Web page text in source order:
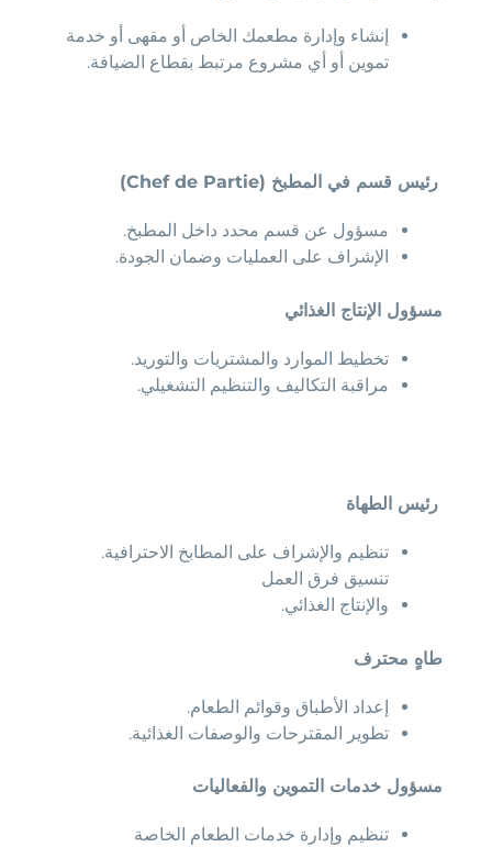
إنشاء وإدارة مطعمك الخاص أو مقهى أو خدمة
تموين أو أي مشروع مرتبط بقطاع الضيافة.
رئيس قسم في المطبخ (Chef de Partie)
مسؤول عن قسم محدد داخل المطبخ.
الإشراف على العمليات وضمان الجودة.
مسؤول الإنتاج الغذائي
تخطيط الموارد والمشتريات والتوريد.
مراقبة التكاليف والتنظيم التشغيلي.
رئيس الطهاة
تنظيم والإشراف على المطابخ الاحترافية.
تنسيق فرق العمل
والإنتاج الغذائي.
طاهٍ محترف
إعداد الأطباق وقوائم الطعام.
تطوير المقترحات والوصفات الغذائية.
مسؤول خدمات التموين والفعاليات
تنظيم وإدارة خدمات الطعام الخاصة